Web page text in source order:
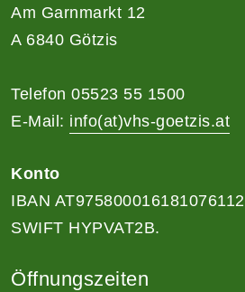
Am Garnmarkt 12
A 6840 Götzis
Telefon 05523 55 1500
E-Mail: info(at)vhs-goetzis.at
Konto
IBAN AT975800016181076112
SWIFT HYPVAT2B.
Öffnungszeiten